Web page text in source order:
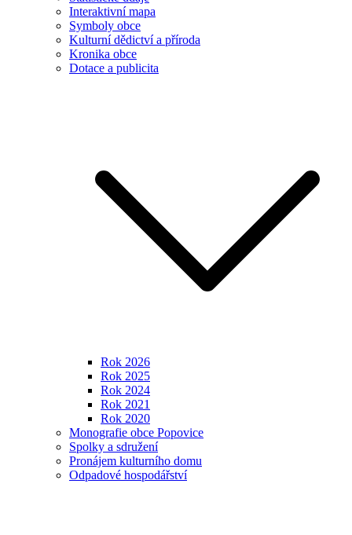
Interaktivní mapa
Symboly obce
Kulturní dědictví a příroda
Kronika obce
Dotace a publicita
Rok 2026
Rok 2025
Rok 2024
Rok 2021
Rok 2020
Monografie obce Popovice
Spolky a sdružení
Pronájem kulturního domu
Odpadové hospodářství